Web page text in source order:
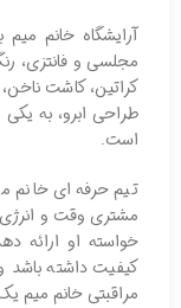
آرایشگاه خانم
مجلسی و فانتزی،
کراتین، کاشت
طراحی ابرو، به
است.
تیم حرفه‌ای خانم
مشتری وقت و انرژی
خواسته او ارائه
کیفیت داشته
مراقبتی خانم میم